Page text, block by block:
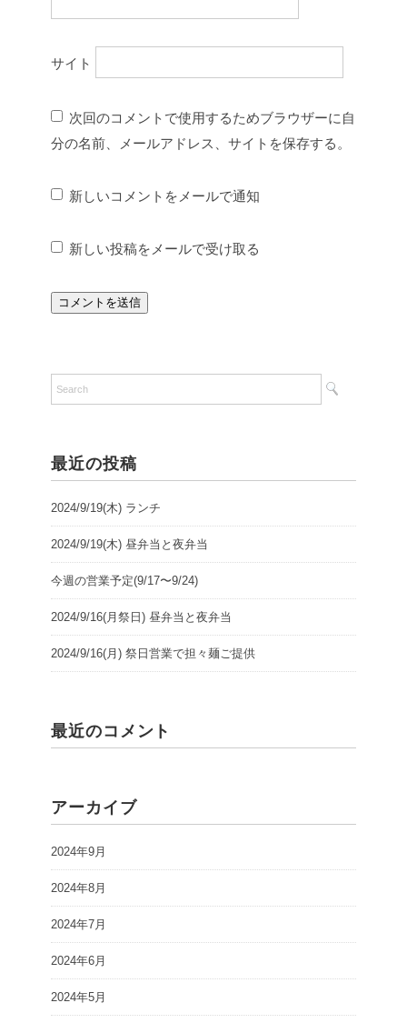
サイト
次回のコメントで使用するためブラウザーに自
分の名前、メールアドレス、サイトを保存する。
新しいコメントをメールで通知
新しい投稿をメールで受け取る
最近の投稿
2024/9/19(木) ランチ
2024/9/19(木) 昼弁当と夜弁当
今週の営業予定(9/17〜9/24)
2024/9/16(月祭日) 昼弁当と夜弁当
2024/9/16(月) 祭日営業で担々麺ご提供
最近のコメント
アーカイブ
2024年9月
2024年8月
2024年7月
2024年6月
2024年5月